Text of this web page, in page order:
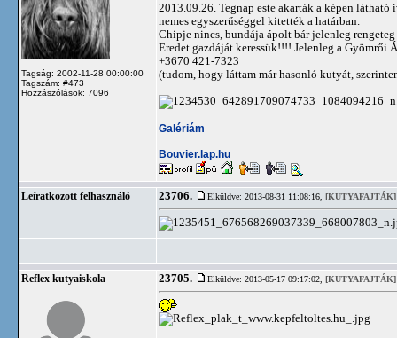
Tagság: 2002-11-28 00:00:00
Tagszám: #473
Hozzászólások: 7096
2013.09.26. Tegnap este akarták a képen
nemes egyszerűséggel kitették a határban.
Chipje nincs, bundája ápolt bár jelenleg rengeteg
Eredet gazdáját keressük!!!! Jelenleg a
+3670 421-7323
(tudom, hogy láttam már hasonló kutyát,
Galériám
Bouvier.lap.hu
Leíratkozott felhasználó 23706. Elküldve: 2013-08-31 11:08:16, [KUTYAFAJTÁK]
Reflex kutyaiskola 23705. Elküldve: 2013-05-17 09:17:02, [KUTYAFAJTÁK]